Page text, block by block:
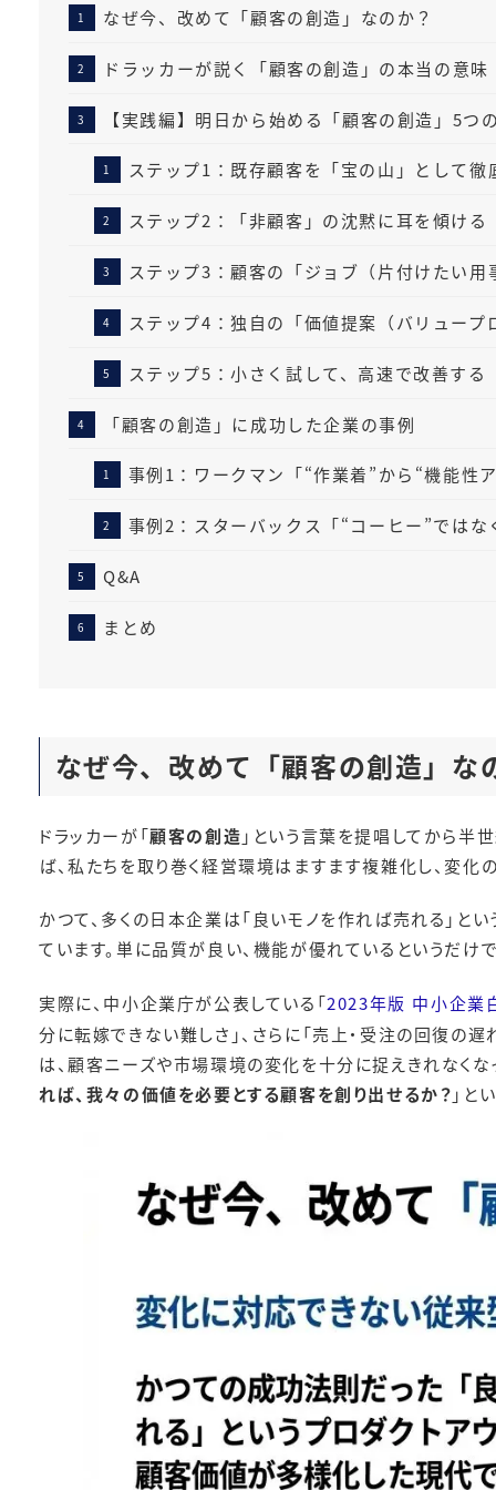
なぜ今、改めて「顧客の創造」なのか？
ドラッカーが説く「顧客の創造」の本当の意味
【実践編】明日から始める「顧客の創造」5つ
ステップ1：既存顧客を「宝の山」として徹
ステップ2：「非顧客」の沈黙に耳を傾ける
ステップ3：顧客の「ジョブ（片付けたい用
ステップ4：独自の「価値提案（バリュー
ステップ5：小さく試して、高速で改善する
「顧客の創造」に成功した企業の事例
事例1：ワークマン「“作業着”から“機能性
事例2：スターバックス「“コーヒー”では
Q&A
まとめ
なぜ今、改めて「顧客の創造」な
ドラッカーが「顧客の創造 」という言葉を提唱してから半
ば、私たちを取り巻く経営環境はますます複雑化し、変化
かつて、多くの日本企業は「良いモノを作れば売れる」と
ています。単に品質が良い、機能が優れているというだけ
実際に、中小企業庁が公表している「2023年版 中小企業
分に転嫁できない難しさ」、さらに「売上・受注の回復
は、顧客ニーズや市場環境の変化を十分に捉えきれなくな
れば、我々の価値を必要とする顧客を創り出せるか？ 」と